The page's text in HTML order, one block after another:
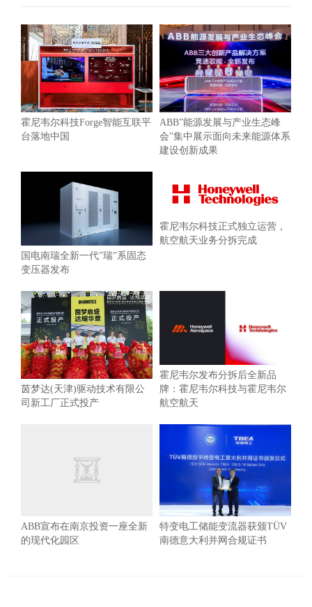
霍尼韦尔科技Forge智能互联平
台落地中国
ABB”能源发展与产业生态峰
会”集中展示面向未来能源体系
建设创新成果
国电南瑞全新一代”瑞”系固态
变压器发布
霍尼韦尔科技正式独立运营，
航空航天业务分拆完成
茵梦达(天津)驱动技术有限公
司新工厂正式投产
霍尼韦尔发布分拆后全新品
牌：霍尼韦尔科技与霍尼韦尔
航空航天
ABB宣布在南京投资一座全新
的现代化园区
特变电工储能变流器获颁TÜV
南德意大利并网合规证书